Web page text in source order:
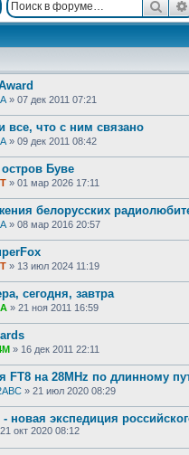
» 07 дек 2011 07:21
все, что с ним связано
» 09 дек 2011 08:42
Буве
» 01 мар 2026 17:11
белорусских
» 08 мар 2016 20:57
» 13 июл 2024 11:19
сегодня, завтра
» 21 ноя 2011 16:59
» 16 дек 2011 22:11
FT8 на 28MHz по длинному
» 21 июл 2020 08:29
- новая экспедиция
21 окт 2020 08:12